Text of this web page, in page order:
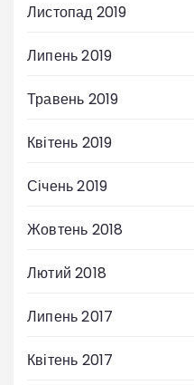
Листопад 2019
Липень 2019
Травень 2019
Квітень 2019
Січень 2019
Жовтень 2018
Лютий 2018
Липень 2017
Квітень 2017